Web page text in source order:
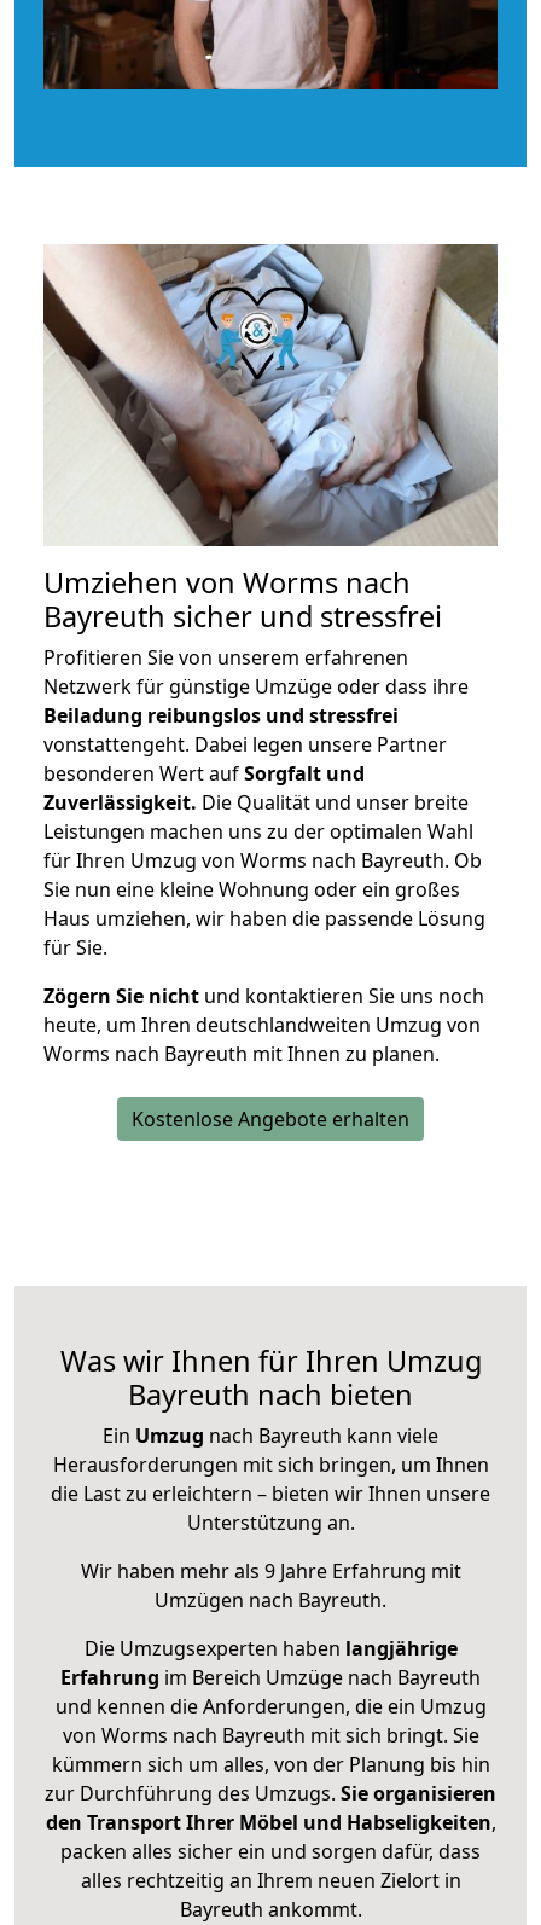
Umziehen von Worms nach
Bayreuth sicher und stressfrei
Profitieren Sie von unserem erfahrenen
Netzwerk für günstige Umzüge oder dass ihre
Beiladung reibungslos und stressfrei
vonstattengeht. Dabei legen unsere Partner
besonderen Wert aufSorgfalt und
Zuverlässigkeit. Die Qualität und unser breite
Leistungen machen uns zu der optimalen Wahl
für Ihren Umzug von Worms nach Bayreuth. Ob
Sie nun eine kleine Wohnung oder ein großes
Haus umziehen, wir haben die passende Lösung
für Sie.
Zögern Sie nicht und kontaktieren Sie uns noch
heute, um Ihren deutschlandweiten Umzug von
Worms nach Bayreuth mit Ihnen zu planen.
Kostenlose Angebote erhalten
Was wir Ihnen für Ihren Umzug
Bayreuth nach bieten
Ein Umzug nach Bayreuth kann viele
Herausforderungen mit sich bringen, um Ihnen
die Last zu erleichtern – bieten wir Ihnen unsere
Unterstützung an.
Wir haben mehr als 9 Jahre Erfahrung mit
Umzügen nach Bayreuth.
Die Umzugsexperten haben langjährige
Erfahrung im Bereich Umzüge nach Bayreuth
und kennen die Anforderungen, die ein Umzug
von Worms nach Bayreuth mit sich bringt. Sie
kümmern sich um alles, von der Planung bis hin
zur Durchführung des Umzugs. Sie organisieren
den Transport Ihrer Möbel und Habseligkeiten,
packen alles sicher ein und sorgen dafür, dass
alles rechtzeitig an Ihrem neuen Zielort in
Bayreuth ankommt.